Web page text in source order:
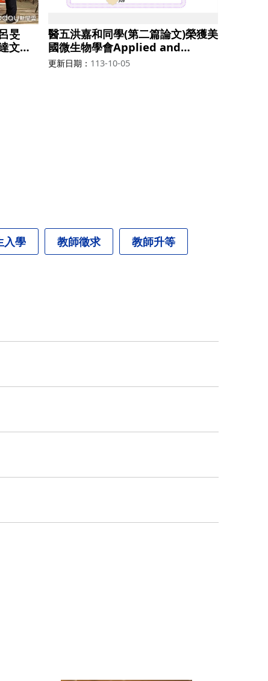
旻
文西
伊
，獎
醫五洪嘉和同學(第二篇論文)榮獲美
國微生物學會Applied and
Environmental Microbiology期
更新日期 113-10-05
入學 教師徵求 教師升等